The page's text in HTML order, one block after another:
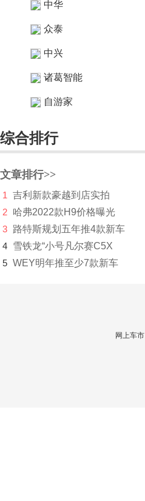
中华
众泰
中兴
诸葛智能
自游家
综合排行
文章排行>>
1
吉利新款豪越到店实拍
2 哈弗2022款H9价格曝光
3 路特斯规划五年推4款新车
4 雪铁龙“小号凡尔赛C5X
5 WEY明年推至少7款新车
网上车市